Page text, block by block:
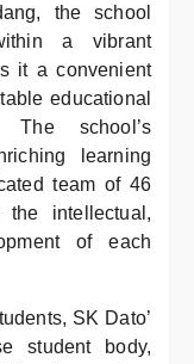
the school
a vibrant
it a convenient
educational
school’s
learning
team of 46
intellectual,
of each
SK Dato’
student body,